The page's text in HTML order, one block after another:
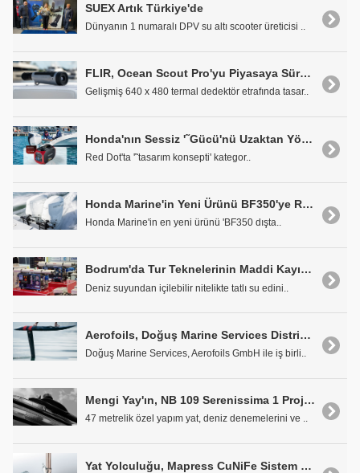
SUEX Artık Türkiye'de
Dünyanın 1 numaralı DPV su altı scooter üreticisi ..
FLIR, Ocean Scout Pro'yu Piyasaya Sürüyor
Gelişmiş 640 x 480 termal dedektör etrafında tasar..
Honda'nın Sessiz '˜Gücü'nü Uzaktan Yönetebilirsiniz
Red Dot'ta '˜tasarım konsepti' kategor..
Honda Marine'in Yeni Ürünü BF350'ye Red Dot Tasarım Ödülü
Honda Marine'in en yeni ürünü 'BF350 dışta..
Bodrum'da Tur Teknelerinin Maddi Kayıplarına Çözüm: RielliMarine Su Yapıcıları
Deniz suyundan içilebilir nitelikte tatlı su edini..
Aerofoils, Doğuş Marine Services Distribütörlüğünde Türkiye'de
Doğuş Marine Services, Aerofoils GmbH ile iş birli..
Mengi Yay'ın, NB 109 Serenissima 1 Projesi Monaco'da Görücüye Çıkacak
47 metrelik özel yapım yat, deniz denemelerini ve ..
Yat Yolculuğu, Mapress CuNiFe Sistem Boruları ile Daha Güvenli